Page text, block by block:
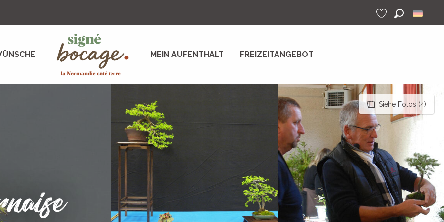
Suche
MEIN AUFENTHALT FREIZEITANGEBOT
Siehe Fotos (4)